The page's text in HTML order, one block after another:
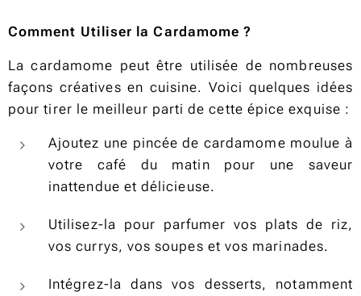
Comment Utiliser la Cardamome ?
La cardamome peut être utilisée de nombreuses
façons créatives en cuisine. Voici quelques idées
pour tirer le meilleur parti de cette épice exquise :
Ajoutez une pincée de cardamome moulue à
votre café du matin pour une saveur
inattendue et délicieuse.
Utilisez-la pour parfumer vos plats de riz,
vos currys, vos soupes et vos marinades.
Intégrez-la dans vos desserts, notamment